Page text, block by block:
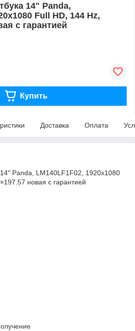
14" Panda,
Full HD, 144 Hz,
с гарантией
Купить
Доставка Оплата
Panda, LM140LF1F02, 1920x1080
новая с гарантией